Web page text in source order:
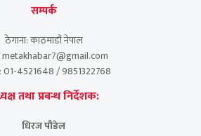
सम्पर्क
ठेगाना: काठमाडौं नेपाल
01-4521648 / 9851322768
तथा प्रबन्ध निर्देशक:
धिरज पौडेल